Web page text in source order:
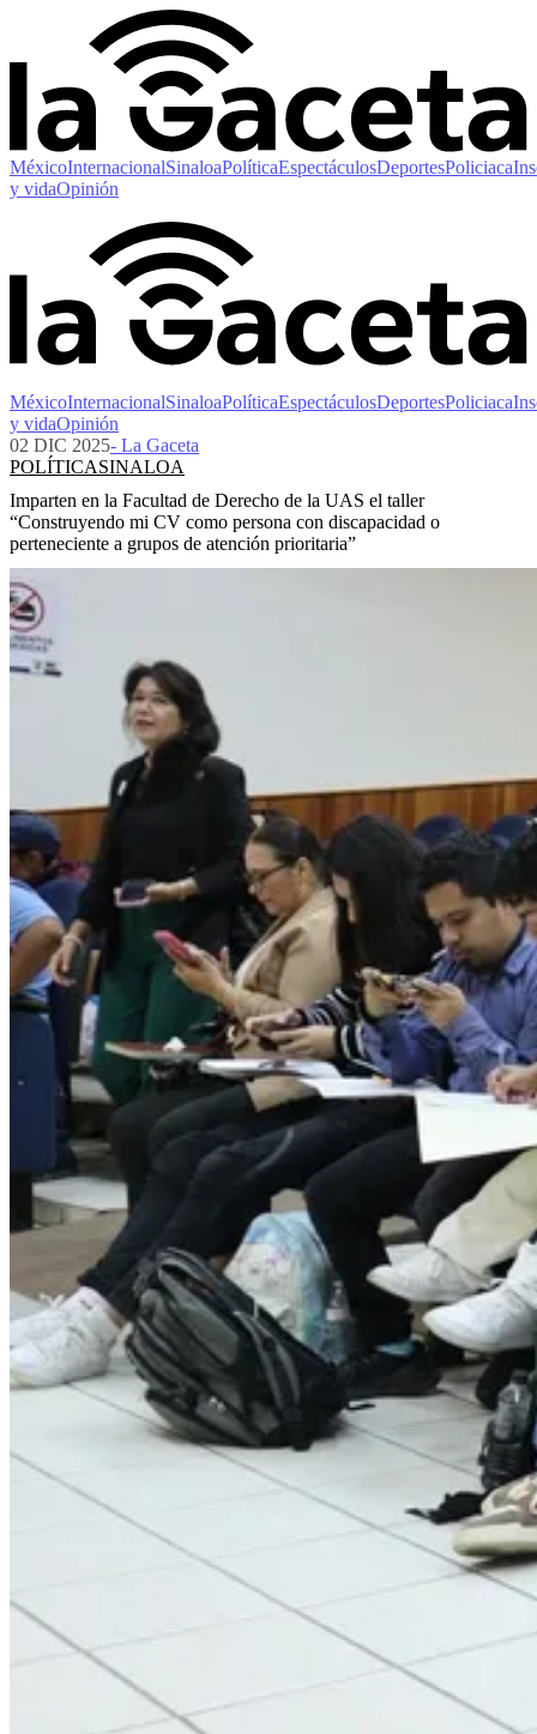
MéxicoInternacionalSinaloaPolíticaEspectáculosDeportesPoliciaca
y vidaOpinión
MéxicoInternacionalSinaloaPolíticaEspectáculosDeportesPoliciaca
y vidaOpinión
02 DIC 2025- La Gaceta
POLÍTICASINALOA
Imparten en la Facultad de Derecho de la UAS el taller
“Construyendo mi CV como persona con discapacidad o
perteneciente a grupos de atención prioritaria”